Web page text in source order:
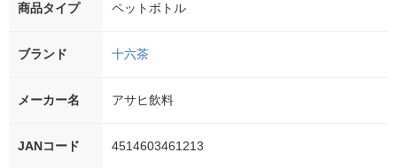
商品タイプ ペットボトル
ブランド 十六茶
メーカー名 アサヒ飲料
JANコード 4514603461213